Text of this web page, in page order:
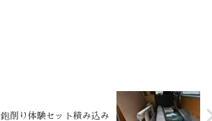
鉋削り体験セット積み込み